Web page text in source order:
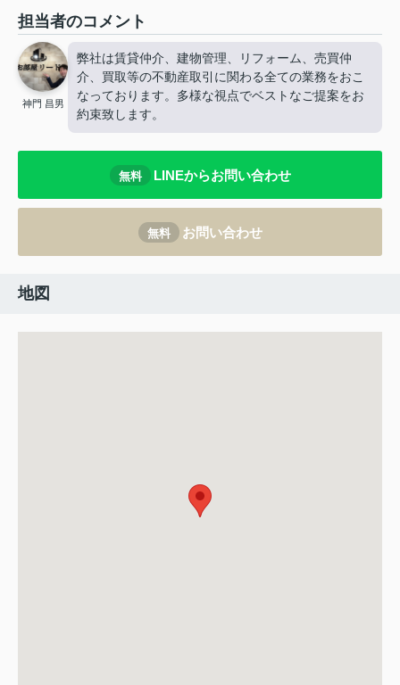
担当者のコメント
神門 昌男
弊社は賃貸仲介、建物管理、リフォーム、売買仲
介、買取等の不動産取引に関わる全ての業務をおこ
なっております。多様な視点でベストなご提案をお
約束致します。
無料 LINEからお問い合わせ
無料 お問い合わせ
地図